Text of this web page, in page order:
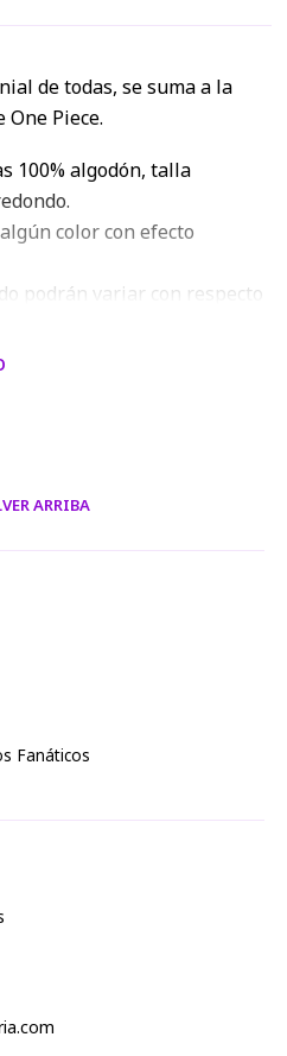
de todas, se suma a la
One Piece.
100% algodón, talla
color con efecto
podrán variar con respecto
web o modelo digital,
de las pantallas móviles y
ARRIBA
Fanáticos